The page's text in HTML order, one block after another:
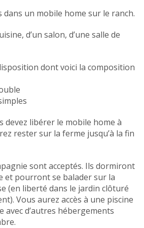
dans un mobile home sur le ranch.
d’un salon, d’une salle de
dont voici la composition
devez libérer le mobile home à
rester sur la ferme jusqu’à la fin
sont acceptés. Ils dormiront
et pourront se balader sur la
(en liberté dans le jardin clôturé
Vous aurez accès à une piscine
avec d’autres hébergements